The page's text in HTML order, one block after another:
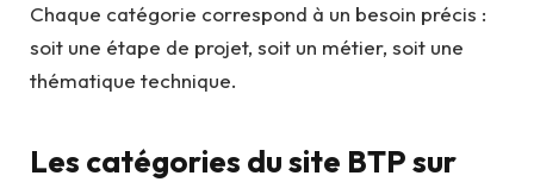
Chaque catégorie correspond à un besoin précis :
soit une étape de projet, soit un métier, soit une
thématique technique.
Les catégories du site BTP sur